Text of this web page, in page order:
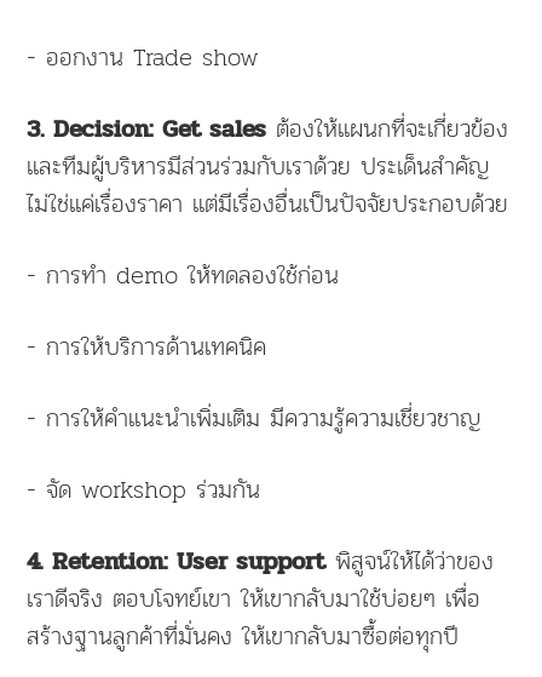
- ออกงาน Trade show
3. Decision: Get sales ต้องให้แผนกที่จะเกี่ยวข้อง
และทีมผู้บริหารมีส่วนร่วมกับเราด้วย ประเด็นสำคัญ
ไม่ใช่แค่เรื่องราคา แต่มีเรื่องอื่นเป็นปัจจัยประกอบด้วย
- การทำ demo ให้ทดลองใช้ก่อน
- การให้บริการด้านเทคนิค
- การให้คำแนะนำเพิ่มเติม มีความรู้ความเชี่ยวชาญ
- จัด workshop ร่วมกัน
4. Retention: User supportพิสูจน์ให้ได้ว่าของ
เราดีจริง ตอบโจทย์เขา ให้เขากลับมาใช้บ่อยๆ เพื่อ
สร้างฐานลูกค้าที่มั่นคง ให้เขากลับมาซื้อต่อทุกปี